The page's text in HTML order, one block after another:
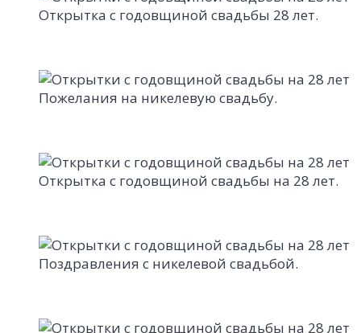
Открытка с годовщиной свадьбы 28 лет.
Пожелания на никелевую свадьбу.
Открытка с годовщиной свадьбы на 28 лет.
Поздравления с никелевой свадьбой.